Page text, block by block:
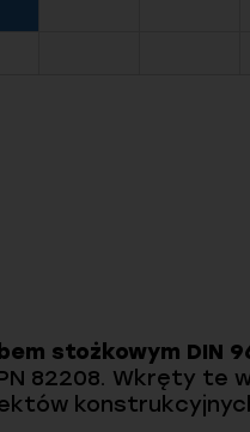
stożkowym DIN
82208. Wkręty